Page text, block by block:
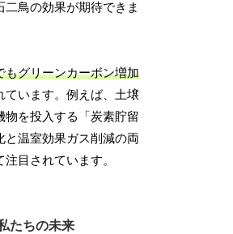
鳥の効果が期待できま
もグリーンカーボン増加
ています。例えば、土壌
を投入する「炭素貯留
と温室効果ガス削減の両
目されています。
たちの未来